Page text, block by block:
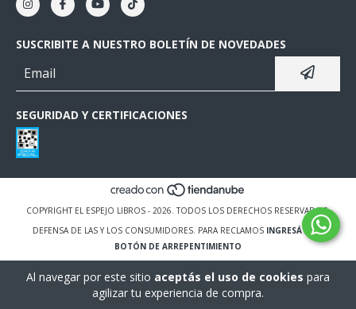
Al navegar por este sitio aceptás el uso de cookies para
agilizar tu experiencia de compra.
SUSCRIBITE A NUESTRO BOLETÍN DE NOVEDADES
SEGURIDAD Y CERTIFICACIONES
COPYRIGHT EL ESPEJO LIBROS - 2026. TODOS LOS DERECHOS RESERVADOS.
DEFENSA DE LAS Y LOS CONSUMIDORES. PARA RECLAMOS INGRESÁ ACÁ.
BOTÓN DE ARREPENTIMIENTO